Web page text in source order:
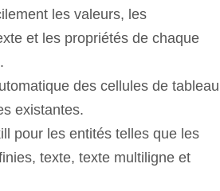
les valeurs, les
et les propriétés de chaque
des cellules de tableau
existantes.
pour les entités telles que les
texte, texte multiligne et